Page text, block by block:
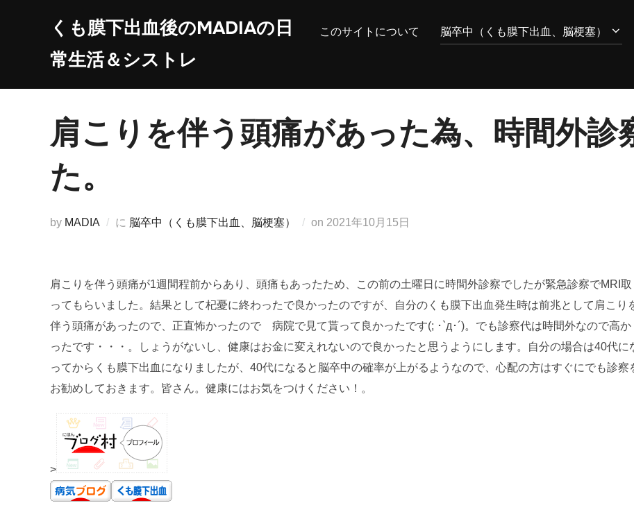
ツ
くも膜下出血後のMADIAの日
常生活＆シストレ
このサイトについて 脳卒中（くも膜下出血、脳梗塞）
肩こりを伴う頭痛があった為、時間外診
た。
by MADIA に 脳卒中（くも膜下出血、脳梗塞） on 投
2021年10月15日
肩こりを伴う頭痛が1週間程前からあり、頭痛もあったため、この前の土曜日に時間外診察でしたが緊急診察でMRI取
ってもらいました。結果として杞憂に終わったで良かったのですが、自分のくも膜下出血発生時は前兆として肩こり
伴う頭痛があったので、正直怖かったので 病院で見て貰って良かったです(; ･`д･´)。でも診察代は時間外なので高か
ったです・・・。しょうがないし、健康はお金に変えれないので良かったと思うようにします。自分の場合は40代に
ってからくも膜下出血になりましたが、40代になると脳卒中の確率が上がるようなので、心配の方はすぐにでも診察
お勧めしておきます。皆さん。健康にはお気をつけください！。
>